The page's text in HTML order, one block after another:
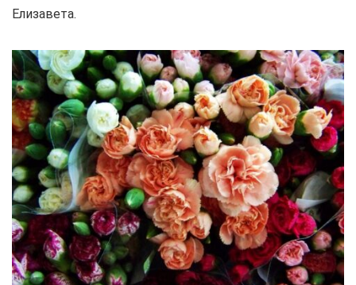
Елизавета.